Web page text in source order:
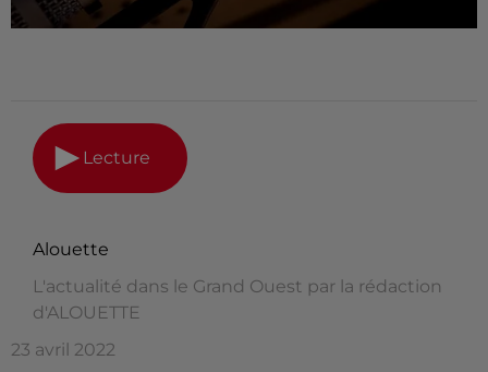
Lecture
Alouette
L'actualité dans le Grand Ouest par la rédaction
d'ALOUETTE
23 avril 2022